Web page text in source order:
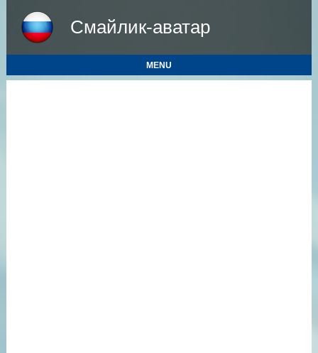
Смайлик-аватар
MENU